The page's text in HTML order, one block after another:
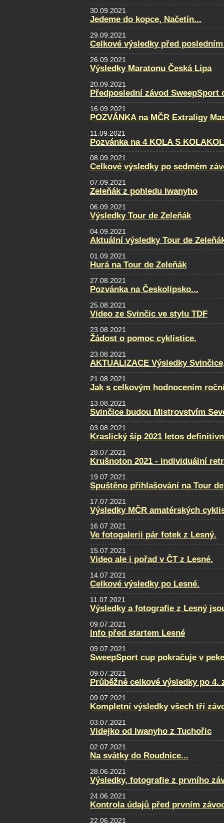
30.09.2021
Jedeme do kopce, Načetín...
29.09.2021
Celkové výsledky před
26.09.2021
Výsledky Maratonu Česká Lípa
20.09.2021
Předposlední závod
16.09.2021
POZVÁNKA na MČR Extraligy
11.09.2021
Pozvánka na 4 KOLA S
08.09.2021
Celkové výsledky po sedmém
07.09.2021
Zeleňák z pohledu Iwanyho
06.09.2021
Výsledky Tour de Zeleňák
04.09.2021
Aktuální výsledky Tour de
01.09.2021
Hurá na Tour de Zeleňák
27.08.2021
Pozvánka na Českolipsko...
25.08.2021
Video ze Svinčic ve stylu TDF
23.08.2021
Žádost o pomoc cyklistice.
23.08.2021
AKTUALIZACE Výsledky
21.08.2021
Jak s celkovým hodnocením
13.08.2021
Svinčice budou Mistrovstvím
03.08.2021
Kraslický šíp 2021 letos
28.07.2021
Krušnoton 2021 - individuální
19.07.2021
Spuštěno přihlašování na Tour
17.07.2021
Výsledky MČR amatérských
16.07.2021
Ve fotogalerii pár fotek z Lesný.
15.07.2021
Video ale i pořad v ČT z Lesné.
14.07.2021
Celkové výsledky po Lesné.
11.07.2021
Výsledky a fotografie z Lesný
09.07.2021
Info před startem Lesné
09.07.2021
SweepSport cup pokračuje v
09.07.2021
Průběžné celkové výsledky po 4.
09.07.2021
Kompletní výsledky všech tří
03.07.2021
Videjko od Iwanyho z Tuchořic
02.07.2021
Na svátky do Roudnice...
28.06.2021
Výsledky, fotografie z prvního
24.06.2021
Kontrola údajů před prvním
22.06.2021